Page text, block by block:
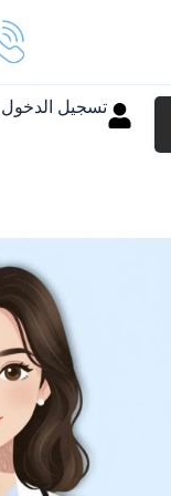
تسجيل الدخول